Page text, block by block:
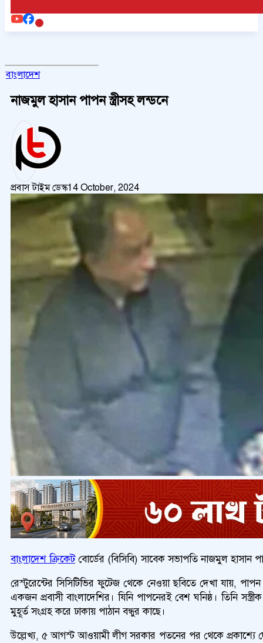
বাংলাদেশ
নাজমুল হাসান পাপন স্ত্রীসহ লন্ডনে
প্রবাস টাইম ডেস্ক14 October, 2024
বাংলাদেশ ক্রিকেটবোর্ডের (বিসিবি) সাবেক সভাপতি নাজমুল হাসান
রেস্টুরেন্টের সিসিটিভির ফুটেজ থেকে নেওয়া ছবিতে দেখা যায়,
একজন প্রবাসী বাংলাদেশির। যিনি পাপনেরই বেশ ঘনিষ্ঠ। তিনি
মুহূর্ত সংগ্রহ করে ঢাকায় পাঠান বন্ধুর কাছে।
উল্লেখ্য, ৫ আগস্ট আওয়ামী লীগ সরকার পতনের পর থেকে প্রকাশ্যে